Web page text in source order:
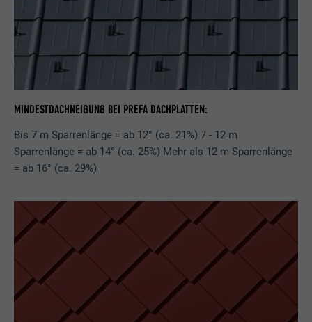
MINDESTDACHNEIGUNG BEI PREFA DACHPLATTEN:
Bis 7 m Sparrenlänge = ab 12° (ca. 21%) 7 - 12 m
Sparrenlänge = ab 14° (ca. 25%) Mehr als 12 m Sparrenlänge
= ab 16° (ca. 29%)